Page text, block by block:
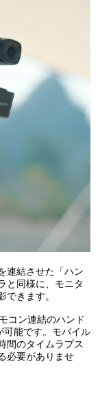
連結させた「ハン
と同様に、モニタ
きます。
コン連結のハンド
可能です。モバイル
間のタイムラプス
必要がありませ